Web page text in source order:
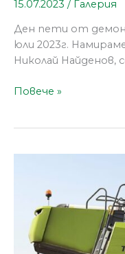
15.07.2023 / Галерия
Ден пети от
юли 2023г.
Николай Найденов,
Повече »
демонстрациите
Монтанско:
CLAAS